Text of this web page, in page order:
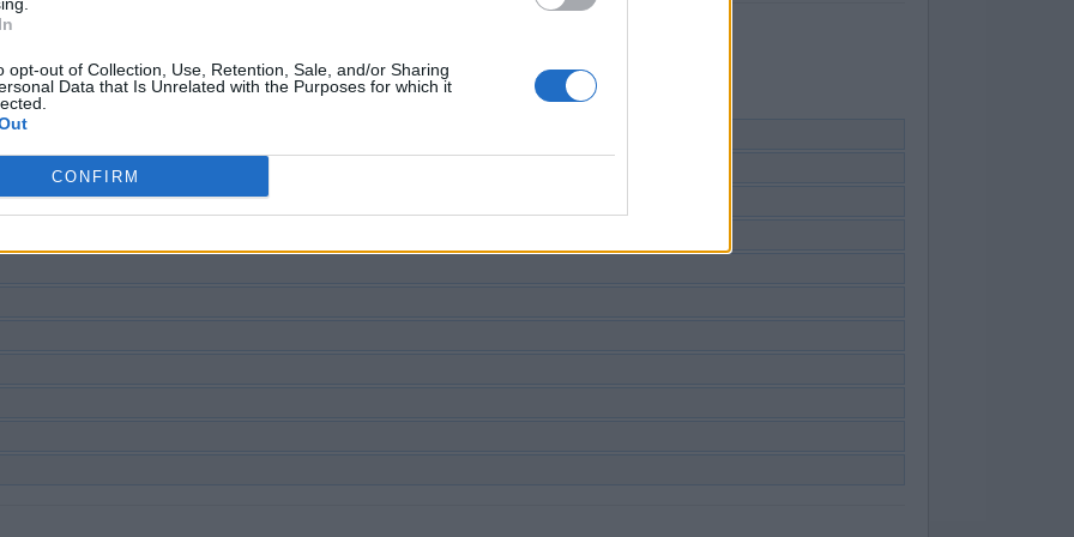
opt-out of Collection, Use, Retention, Sale, and/or Sharing
Data that Is Unrelated with the Purposes for which it
CONFIRM
maar wij raden u aan de zoekopdracht op letters te gebruiken.